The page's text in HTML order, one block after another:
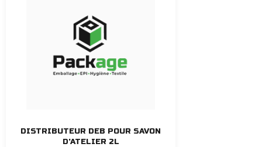
DISTRIBUTEUR DEB POUR SAVON
D'ATELIER 2L